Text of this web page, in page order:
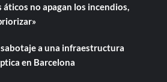
no apagan los incendios,
a una infraestructura
en Barcelona